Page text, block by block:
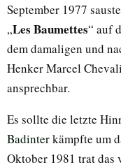
September 1977
„Les Baumettes“ auf
dem damaligen und
Henker Marcel
ansprechbar.
Es sollte die letzte
Badinterkämpfte um
Oktober 1981 trat das